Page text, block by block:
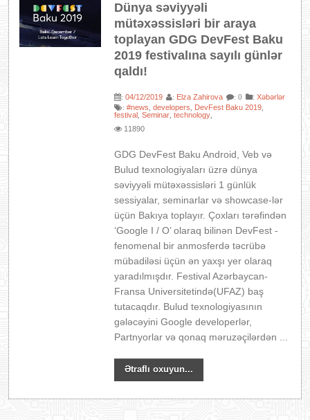
PROQRAMLAR
AVADANLIQLAR
IT LÜĞƏT
Dünya səviyyəli
mütəxəssisləri bir araya
toplayan GDG DevFest Baku
2019 festivalına sayılı günlər
qaldı!
:04/12/2019 : Elza Zahirova : 0 :Xəbərlər
:#news ,developers DevFest Baku 2019
festival ,Seminar ,technology
11890
GDG DevFest Baku Android, Veb və
Bulud texnologiyaları üzrə dünya
səviyyəli mütəxəssisləri 1 günlük
sessiyalar, seminarlar və showcase-lər
üçün Bakıya toplayır. Çoxları tərəfindən
‘Google I / O’ olaraq bilinən DevFest -
fenomenal bir anmosferdə təcrübə
mübadiləsi üçün ən yaxşı yer olaraq
yaradılmışdır. Festival Azərbaycan-
Fransa Universitetində(UFAZ) baş
tutacaqdır. Bulud texnologiyasının
gələcəyini Google developerlər,
Partnyorlar və qonaq məruzəçilərdən ...
Ətraflı oxuyun...